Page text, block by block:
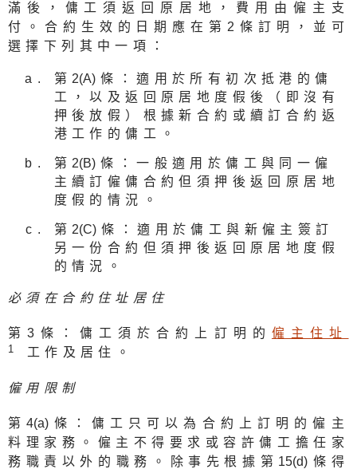
滿後，傭工須返回原居地，費用由僱主支
付。合約生效的日期應在第2條訂明，並可
選擇下列其中一項：
第 2(A)條：適用於所有初次抵港的傭
工，以及返回原居地度假後（即沒有
押後放假）根據新合約或續訂合約返
港工作的傭工。
第 2(B)條：一般適用於傭工與同一僱
主續訂僱傭合約但須押後返回原居地
度假的情況。
第 2(C)條：適用於傭工與新僱主簽訂
另一份合約但須押後返回原居地度假
的情況。
必須在合約住址居住
第3條：傭工須於合約上訂明的 僱主住址
1 工作及居住。
僱用限制
第4(a)條：傭工只可以為合約上訂明的僱主
料理家務。僱主不得要求或容許傭工擔任家
務職責以外的職務。除事先根據第 15(d)條得